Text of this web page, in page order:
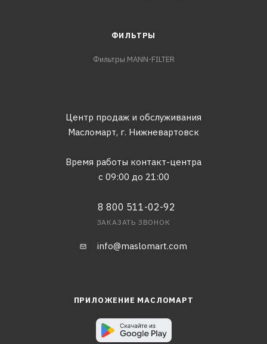
ФИЛЬТРЫ
Фильтры MANN-FILTER
Центр продаж и обслуживания
Масломарт, г. Нижневартовск
Время работы контакт-центра
с 09:00 до 21:00
8 800 511-02-92
ЗАКАЗАТЬ ЗВОНОК
info@maslomart.com
ПРИЛОЖЕНИЕ МАСЛОМАРТ